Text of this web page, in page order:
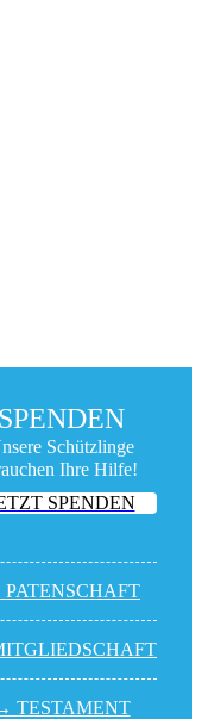
SPENDEN
Schützlinge
Ihre Hilfe!
SPENDEN
TESTA­MENT